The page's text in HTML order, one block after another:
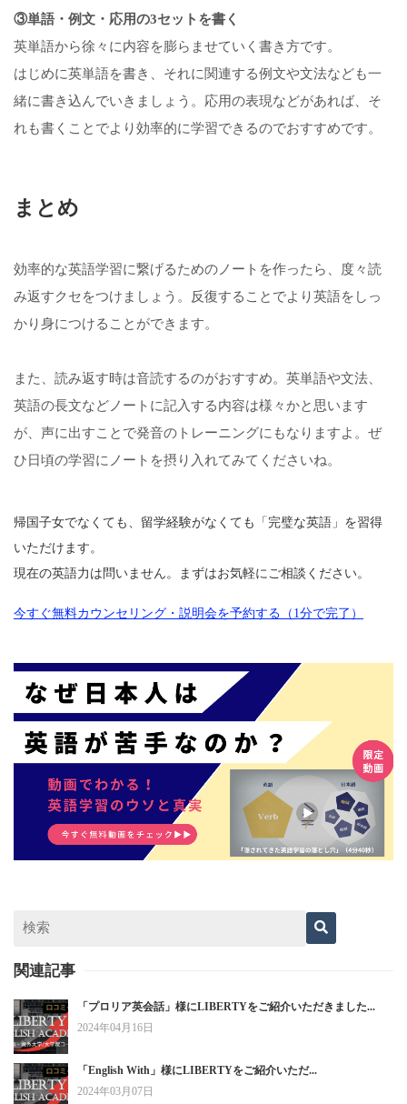
③単語・例文・応用の3セットを書く
英単語から徐々に内容を膨らませていく書き方です。
はじめに英単語を書き、それに関連する例文や文法なども一
緒に書き込んでいきましょう。応用の表現などがあれば、そ
れも書くことでより効率的に学習できるのでおすすめです。
まとめ
効率的な英語学習に繋げるためのノートを作ったら、度々読
み返すクセをつけましょう。反復することでより英語をしっ
かり身につけることができます。
また、読み返す時は音読するのがおすすめ。英単語や文法、
英語の長文などノートに記入する内容は様々かと思います
が、声に出すことで発音のトレーニングにもなりますよ。ぜ
ひ日頃の学習にノートを摂り入れてみてくださいね。
帰国子女でなくても、留学経験がなくても「完璧な英語」を習得
いただけます。
現在の英語力は問いません。まずはお気軽にご相談ください。
今すぐ無料カウンセリング・説明会を予約する（1分で完了）
関連記事
「プロリア英会話」様にLIBERTYをご紹介いただきました...
2024年04月16日
「English With」様にLIBERTYをご紹介いただ...
2024年03月07日